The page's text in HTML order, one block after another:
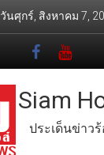
วันศุกร์, สิงหาคม 7,
Siam
ประเด็นข่าว